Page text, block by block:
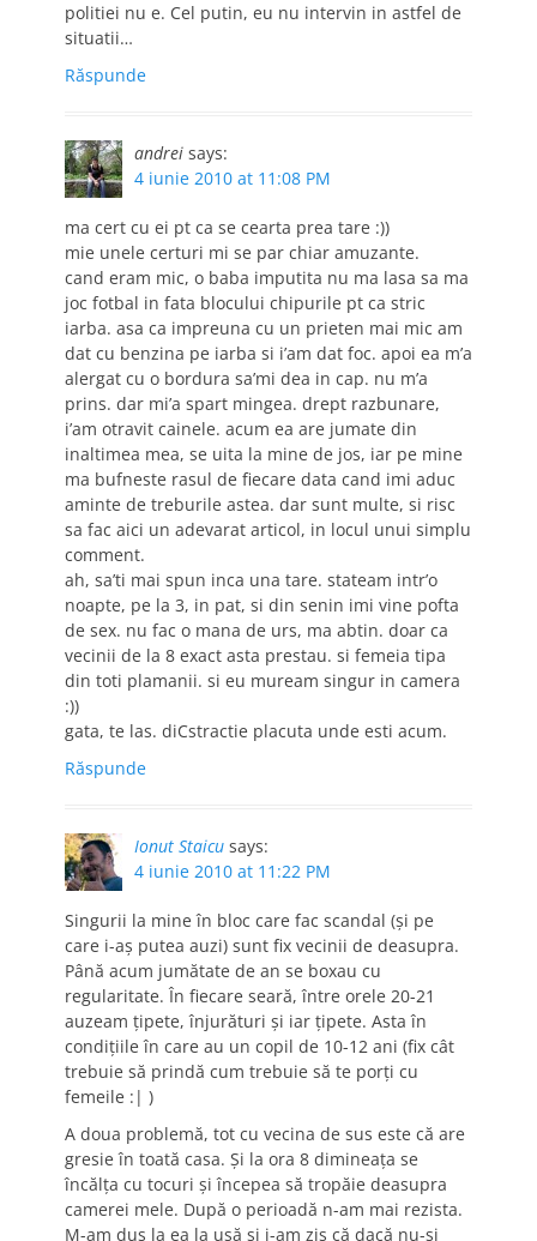
politiei nu e. Cel putin, eu nu intervin in astfel de
situatii…
Răspunde
andrei says:
4 iunie 2010 at 11:08 PM
ma cert cu ei pt ca se cearta prea tare :))
mie unele certuri mi se par chiar amuzante.
cand eram mic, o baba imputita nu ma lasa sa ma
joc fotbal in fata blocului chipurile pt ca stric
iarba. asa ca impreuna cu un prieten mai mic am
dat cu benzina pe iarba si i’am dat foc. apoi ea m’a
alergat cu o bordura sa’mi dea in cap. nu m’a
prins. dar mi’a spart mingea. drept razbunare,
i’am otravit cainele. acum ea are jumate din
inaltimea mea, se uita la mine de jos, iar pe mine
ma bufneste rasul de fiecare data cand imi aduc
aminte de treburile astea. dar sunt multe, si risc
sa fac aici un adevarat articol, in locul unui simplu
comment.
ah, sa’ti mai spun inca una tare. stateam intr’o
noapte, pe la 3, in pat, si din senin imi vine pofta
de sex. nu fac o mana de urs, ma abtin. doar ca
vecinii de la 8 exact asta prestau. si femeia tipa
din toti plamanii. si eu muream singur in camera
:))
gata, te las. diCstractie placuta unde esti acum.
Răspunde
Ionut Staicu says:
4 iunie 2010 at 11:22 PM
Singurii la mine în bloc care fac scandal (și pe
care i-aș putea auzi) sunt fix vecinii de deasupra.
Până acum jumătate de an se boxau cu
regularitate. În fiecare seară, între orele 20-21
auzeam țipete, înjurături și iar țipete. Asta în
condițiile în care au un copil de 10-12 ani (fix cât
trebuie să prindă cum trebuie să te porți cu
femeile :| )
A doua problemă, tot cu vecina de sus este că are
gresie în toată casa. Și la ora 8 dimineața se
încălța cu tocuri și începea să tropăie deasupra
camerei mele. După o perioadă n-am mai rezista.
M-am dus la ea la ușă și i-am zis că dacă nu-și